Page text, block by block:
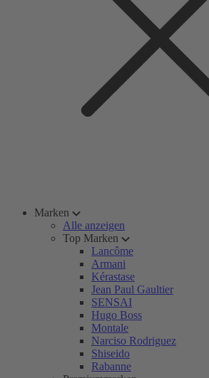
Marken
Alle anzeigen
Top Marken
Lancôme
Armani
Kérastase
Jean Paul Gaultier
SENSAI
Hugo Boss
Montale
Narciso Rodriguez
Shiseido
Rabanne